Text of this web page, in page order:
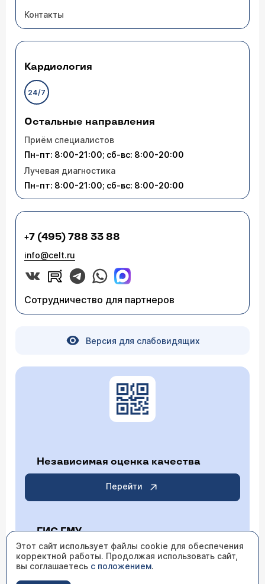
Контакты
Кардиология
24/7
Остальные направления
Приём специалистов
Пн-пт: 8:00-21:00; сб-вс: 8:00-20:00
Лучевая диагностика
Пн-пт: 8:00-21:00; сб-вс: 8:00-20:00
+7 (495) 788 33 88
info@celt.ru
Сотрудничество для партнеров
Версия для слабовидящих
Независимая оценка качества
Перейти
ГИС ГМУ
Перейти
Этот сайт использует файлы cookie для обеспечения
корректной работы. Продолжая использовать сайт,
вы соглашаетесь с положением.